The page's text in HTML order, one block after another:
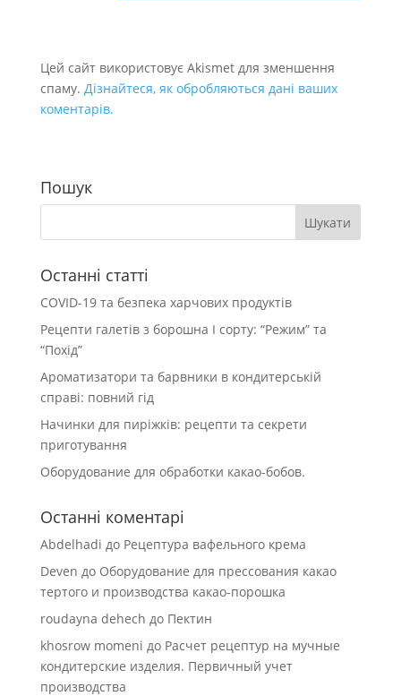
Цей сайт використовує Akismet для зменшення
спаму. Дізнайтеся, як обробляються дані ваших
коментарів.
Пошук
Останні статті
COVID-19 та безпека харчових продуктів
Рецепти галетів з борошна І сорту: “Режим” та
“Похід”
Ароматизатори та барвники в кондитерській
справі: повний гід
Начинки для пиріжків: рецепти та секрети
приготування
Оборудование для обработки какао-бобов.
Останні коментарі
Abdelhadi до Рецептура вафельного крема
Deven до Оборудование для прессования какао
тертого и производства какао-порошка
roudayna dehech до Пектин
khosrow momeni до Расчет рецептур на мучные
кондитерские изделия. Первичный учет
производства